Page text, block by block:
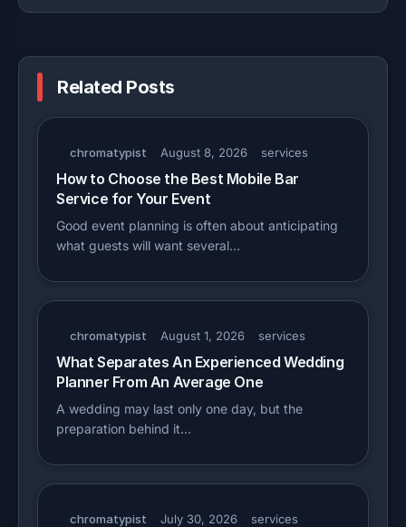
Related Posts
chromatypist August 8, 2026 services
How to Choose the Best Mobile Bar
Service for Your Event
Good event planning is often about anticipating
what guests will want several…
chromatypist August 1, 2026 services
What Separates An Experienced Wedding
Planner From An Average One
A wedding may last only one day, but the
preparation behind it…
chromatypist July 30, 2026 services